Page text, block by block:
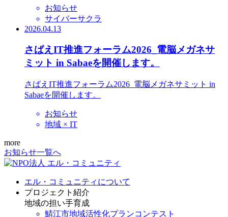
お知らせ
サイバーサクラ
2026.04.13
さばえIT推進フォーラム2026_電脳メガネサ
ミット in Sabaeを開催します。
さばえIT推進フォーラム2026_電脳メガネサミット in
Sabaeを開催します。
お知らせ
地域 × IT
more
お知らせ一覧へ
エル・コミュニティについて
プロジェクト紹介
地域の担い手育成
鯖江市地域活性化プランコンテスト